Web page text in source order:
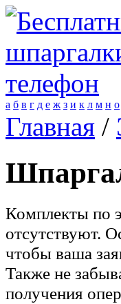
а б в г д е ж з и к л м н о
Главная /
Комплекты по
отсутствуют.
чтобы ваша
Также не
получения